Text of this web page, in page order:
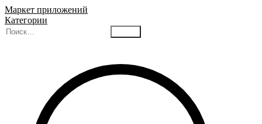
Маркет приложений
Категории